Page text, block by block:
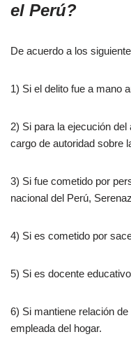
el Perú?
De acuerdo a los
1) Si el delito fue a mano
2) Si para la ejecución
cargo de autoridad sobre
3) Si fue cometido por
nacional del Perú,
4) Si es cometido por
5) Si es docente educativo
6) Si mantiene relación
empleada del hogar.